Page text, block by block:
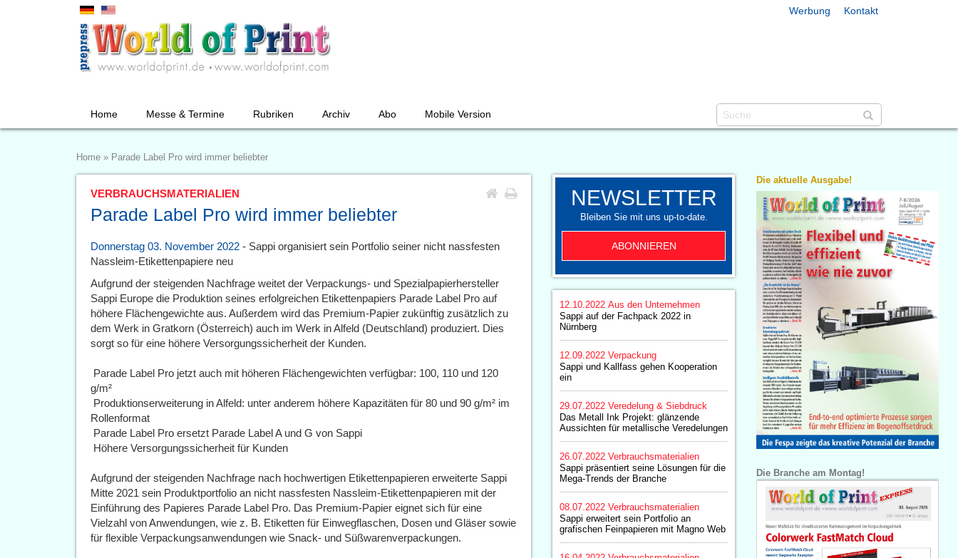
Werbung Kontakt
Home Messe & Termine Rubriken Archiv Abo Mobile Version
Home » Parade Label Pro wird immer beliebter
VERBRAUCHSMATERIALIEN
Parade Label Pro wird immer beliebter
Donnerstag 03. November 2022 - Sappi organisiert sein Portfolio seiner nicht nassfesten
Nassleim-Etikettenpapiere neu
Aufgrund der steigenden Nachfrage weitet der Verpackungs- und Spezialpapierhersteller
Sappi Europe die Produktion seines erfolgreichen Etikettenpapiers Parade Label Pro auf
höhere Flächengewichte aus. Außerdem wird das Premium-Papier zukünftig zusätzlich zu
dem Werk in Gratkorn (Österreich) auch im Werk in Alfeld (Deutschland) produziert. Dies
sorgt so für eine höhere Versorgungssicherheit der Kunden.
 Parade Label Pro jetzt auch mit höheren Flächengewichten verfügbar: 100, 110 und 120
g/m²
 Produktionserweiterung in Alfeld: unter anderem höhere Kapazitäten für 80 und 90 g/m² im
Rollenformat
 Parade Label Pro ersetzt Parade Label A und G von Sappi
 Höhere Versorgungssicherheit für Kunden
Aufgrund der steigenden Nachfrage nach hochwertigen Etikettenpapieren erweiterte Sappi
Mitte 2021 sein Produktportfolio an nicht nassfesten Nassleim-Etikettenpapieren mit der
Einführung des Papieres Parade Label Pro. Das Premium-Papier eignet sich für eine
Vielzahl von Anwendungen, wie z. B. Etiketten für Einwegflaschen, Dosen und Gläser sowie
für flexible Verpackungsanwendungen wie Snack- und Süßwarenverpackungen.
NEWSLETTER
Bleiben Sie mit uns up-to-date.
ABONNIEREN
12.10.2022 Aus den Unternehmen
Sappi auf der Fachpack 2022 in
Nürnberg
12.09.2022 Verpackung
Sappi und Kallfass gehen Kooperation
ein
29.07.2022 Veredelung & Siebdruck
Das Metall Ink Projekt: glänzende
Aussichten für metallische Veredelungen
26.07.2022 Verbrauchsmaterialien
Sappi präsentiert seine Lösungen für die
Mega-Trends der Branche
08.07.2022 Verbrauchsmaterialien
Sappi erweitert sein Portfolio an
grafischen Feinpapieren mit Magno Web
Die aktuelle Ausgabe!
Die Branche am Montag!